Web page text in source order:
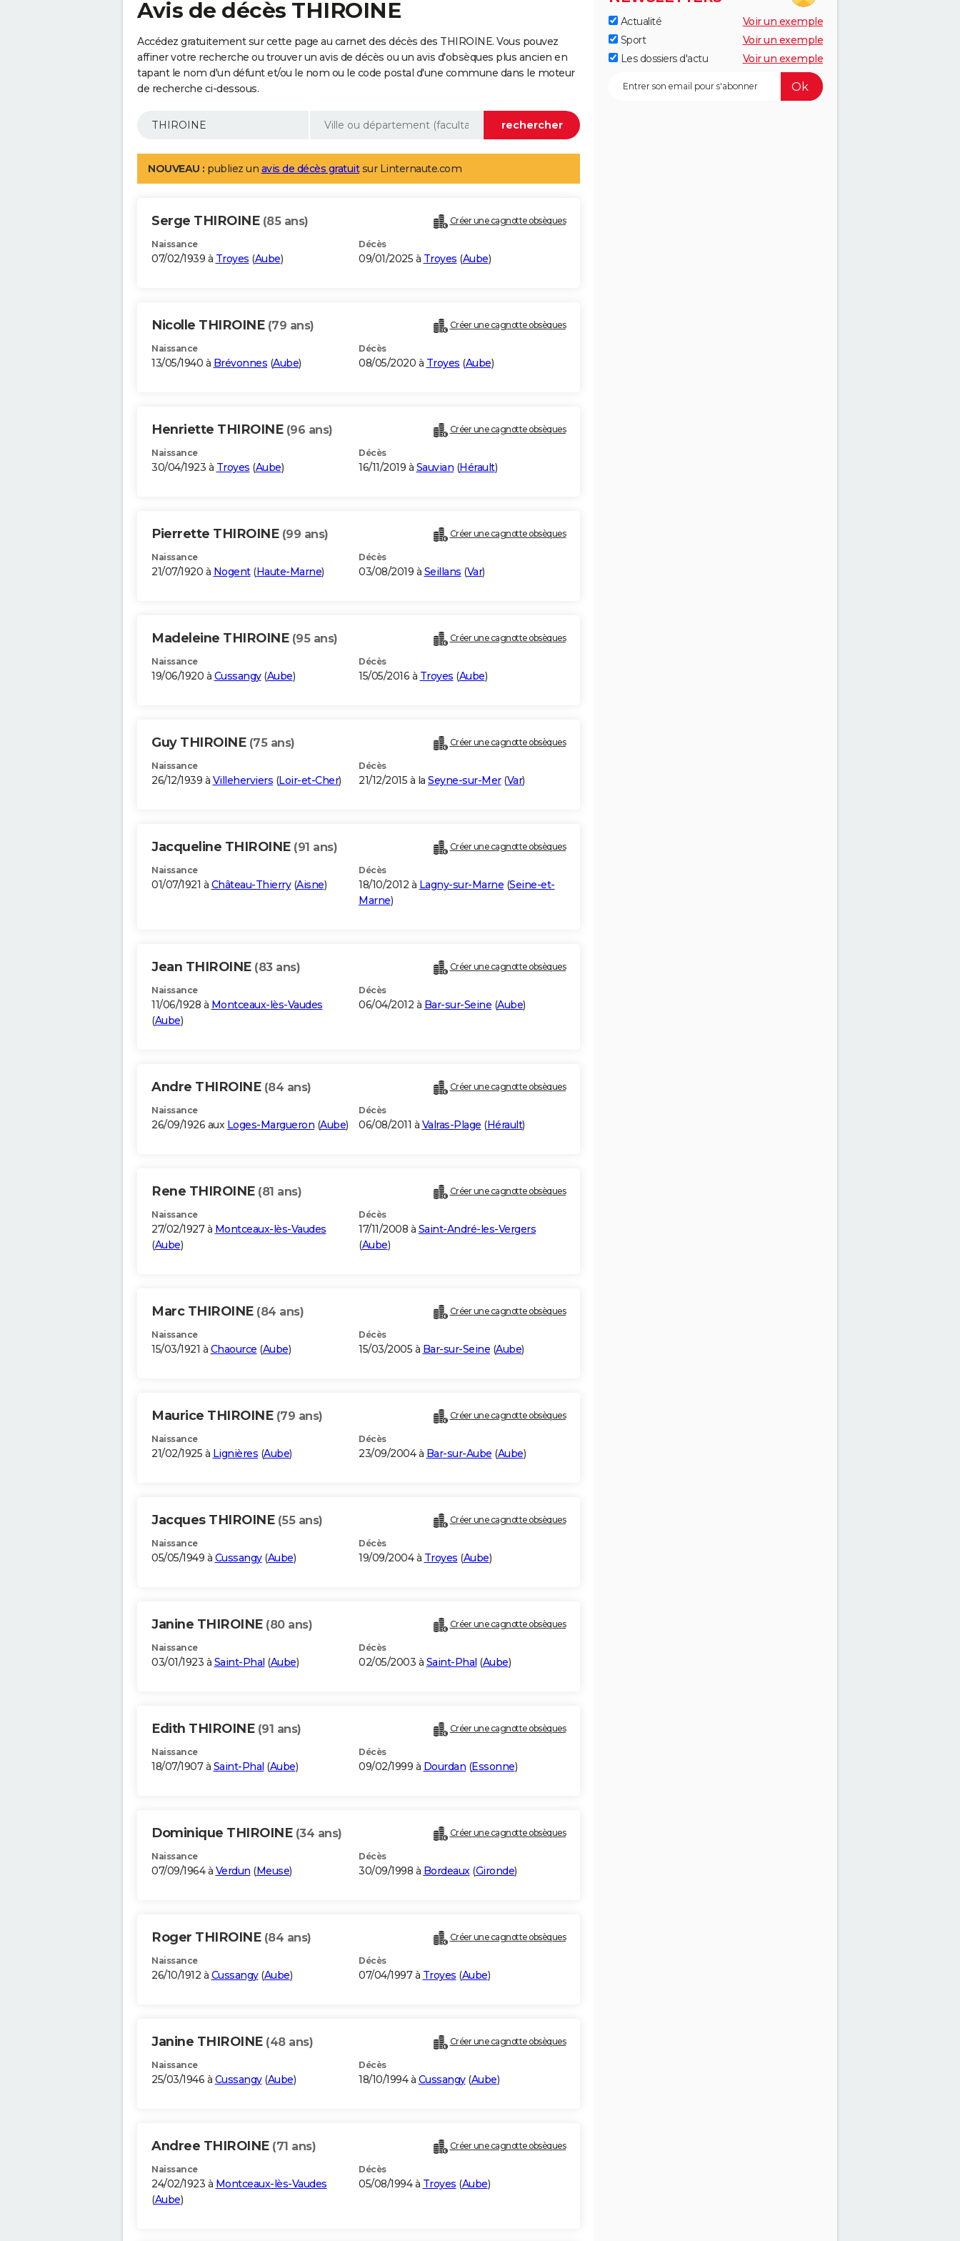
Avis de décès THIROINE
Accédez gratuitement sur cette page au carnet des décès des THIROINE. Vous pouvez
affiner votre recherche ou trouver un avis de décès ou un avis d'obsèques plus ancien en
tapant le nom d'un défunt et/ou le nom ou le code postal d'une commune dans le moteur
de recherche ci-dessous.
NOUVEAU : publiez un avis de décès gratuitsur Linternaute.com
Serge THIROINE (85 ans) Créer une cagnotte obsèques
Naissance
07/02/1939 à Troyes (Aube)
Décès
09/01/2025 à Troyes (Aube)
Nicolle THIROINE (79 ans) Créer une cagnotte obsèques
Naissance
13/05/1940 à Brévonnes (Aube)
Décès
08/05/2020 à Troyes (Aube)
Henriette THIROINE (96 ans) Créer une cagnotte obsèques
Naissance
30/04/1923 à Troyes (Aube)
Décès
16/11/2019 à Sauvian (Hérault)
Pierrette THIROINE (99 ans) Créer une cagnotte obsèques
Naissance
21/07/1920 à Nogent(Haute-Marne)
Décès
03/08/2019 à Seillans (Var)
Madeleine THIROINE (95 ans) Créer une cagnotte obsèques
Naissance
19/06/1920 à Cussangy(Aube)
Décès
15/05/2016 à Troyes (Aube)
Guy THIROINE (75 ans) Créer une cagnotte obsèques
Naissance
26/12/1939 à Villeherviers (Loir-et-Cher)
Décès
21/12/2015 à la Seyne-sur-Mer(Var)
Jacqueline THIROINE (91 ans) Créer une cagnotte obsèques
Naissance
01/07/1921 à Château-Thierry(Aisne)
Décès
18/10/2012 à Lagny-sur-Marne (Seine-et-
Marne)
Jean THIROINE (83 ans) Créer une cagnotte obsèques
Naissance
11/06/1928 à Montceaux-lès-Vaudes
(Aube)
Décès
06/04/2012 à Bar-sur-Seine (Aube)
Andre THIROINE (84 ans) Créer une cagnotte obsèques
Naissance
26/09/1926 aux Loges-Margueron (Aube)
Décès
06/08/2011 à Valras-Plage (Hérault)
Rene THIROINE (81 ans) Créer une cagnotte obsèques
Naissance
27/02/1927 à Montceaux-lès-Vaudes
(Aube)
Décès
17/11/2008 à Saint-André-les-Vergers
(Aube)
Marc THIROINE (84 ans) Créer une cagnotte obsèques
Naissance
15/03/1921 à Chaource (Aube)
Décès
15/03/2005 à Bar-sur-Seine (Aube)
Maurice THIROINE (79 ans) Créer une cagnotte obsèques
Naissance
21/02/1925 à Lignières (Aube)
Décès
23/09/2004 à Bar-sur-Aube (Aube)
Jacques THIROINE (55 ans) Créer une cagnotte obsèques
Naissance
05/05/1949 à Cussangy(Aube)
Décès
19/09/2004 à Troyes (Aube)
Janine THIROINE (80 ans) Créer une cagnotte obsèques
Naissance
03/01/1923 à Saint-Phal (Aube)
Décès
02/05/2003 à Saint-Phal (Aube)
Edith THIROINE (91 ans) Créer une cagnotte obsèques
Naissance
18/07/1907 à Saint-Phal (Aube)
Décès
09/02/1999 à Dourdan (Essonne)
Dominique THIROINE (34 ans) Créer une cagnotte obsèques
Naissance
07/09/1964 à Verdun (Meuse)
Décès
30/09/1998 à Bordeaux(Gironde)
Roger THIROINE (84 ans) Créer une cagnotte obsèques
Naissance
26/10/1912 à Cussangy(Aube)
Décès
07/04/1997 à Troyes (Aube)
Janine THIROINE (48 ans) Créer une cagnotte obsèques
Naissance
25/03/1946 à Cussangy(Aube)
Décès
18/10/1994 à Cussangy(Aube)
Andree THIROINE (71 ans) Créer une cagnotte obsèques
Naissance
24/02/1923 à Montceaux-lès-Vaudes
(Aube)
Décès
05/08/1994 à Troyes (Aube)
Actualité
Voir un exemple
Sport
Voir un exemple
Les dossiers d'actu
Voir un exemple